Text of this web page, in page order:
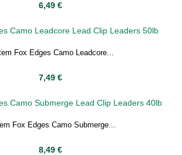
6,49 €
Fox Edges Camo Leadcore...
7,49 €
Fox Edges Camo Submerge...
8,49 €